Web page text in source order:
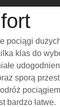
pociągi
klas do
sporą
bardzo łatwe.